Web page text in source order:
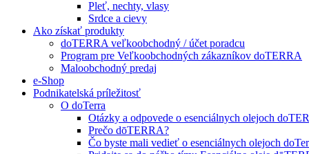
Pleť, nechty, vlasy
Srdce a cievy
Ako získať produkty
doTERRA veľkoobchodný / účet poradcu
Program pre Veľkoobchodných zákazníkov doTERRA
Maloobchodný predaj
e-Shop
Podnikatelská príležitosť
O doTerra
Otázky a odpovede o esenciálnych olejoch
Prečo dōTERRA?
Čo byste mali vedieť o esenciálnych olejoch